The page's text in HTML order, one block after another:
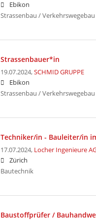
Ebikon
Strassenbau / Verkehrswegebau
Strassenbauer*in
19.07.2024,SCHMID GRUPPE
Ebikon
Strassenbau / Verkehrswegebau
Techniker/in - Bauleiter/in
17.07.2024, Locher Ingenieure
Zürich
Bautechnik
Baustoffprüfer /